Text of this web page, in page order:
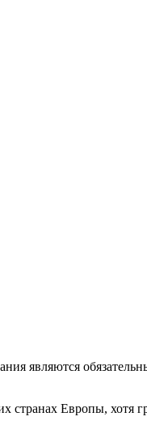
являются
Европы, хотя